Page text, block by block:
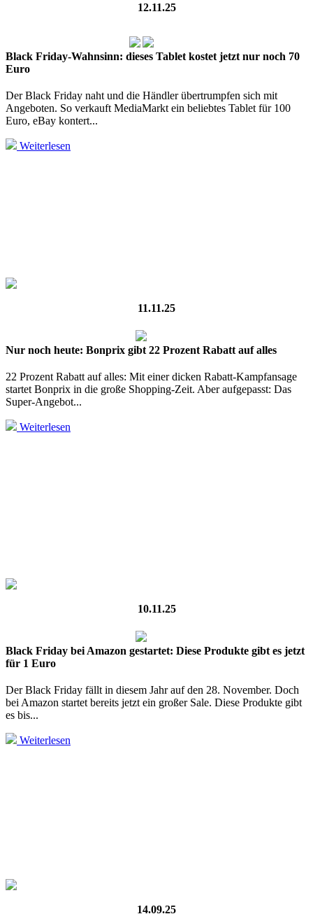
12.11.25
Black Friday-Wahnsinn: dieses Tablet kostet jetzt nur noch 70
Euro
Der Black Friday naht und die Händler übertrumpfen sich mit
Angeboten. So verkauft MediaMarkt ein beliebtes Tablet für 100
Euro, eBay kontert...
Weiterlesen
11.11.25
Nur noch heute: Bonprix gibt 22 Prozent Rabatt auf alles
22 Prozent Rabatt auf alles: Mit einer dicken Rabatt-Kampfansage
startet Bonprix in die große Shopping-Zeit. Aber aufgepasst: Das
Super-Angebot...
Weiterlesen
10.11.25
Black Friday bei Amazon gestartet: Diese Produkte gibt es jetzt
für 1 Euro
Der Black Friday fällt in diesem Jahr auf den 28. November. Doch
bei Amazon startet bereits jetzt ein großer Sale. Diese Produkte gibt
es bis...
Weiterlesen
14.09.25